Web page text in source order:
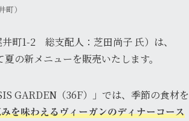
町）
町1-2 総支配人：芝田尚子 氏）は、
の新メニューを販売いたします。
GARDEN（36F）」では、季節の食材を
を味わえるヴィーガンのディナーコース